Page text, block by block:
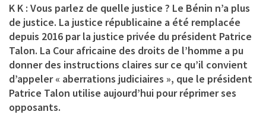
K K : Vous parlez de quelle justice ? Le Bénin n’a plus
de justice. La justice républicaine a été remplacée
depuis 2016 par la justice privée du président Patrice
Talon. La Cour africaine des droits de l’homme a pu
donner des instructions claires sur ce qu’il convient
d’appeler « aberrations judiciaires », que le président
Patrice Talon utilise aujourd’hui pour réprimer ses
opposants.